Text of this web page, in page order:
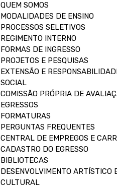
QUEM SOMOS
MODALIDADES DE ENSINO
PROCESSOS SELETIVOS
REGIMENTO INTERNO
FORMAS DE INGRESSO
PROJETOS E PESQUISAS
EXTENSÃO E
SOCIAL
COMISSÃO PRÓPRIA DE
EGRESSOS
FORMATURAS
PERGUNTAS FREQUENTES
CENTRAL DE EMPREGOS E
CADASTRO DO EGRESSO
BIBLIOTECAS
DESENVOLVIMENTO ARTÍSTICO
CULTURAL